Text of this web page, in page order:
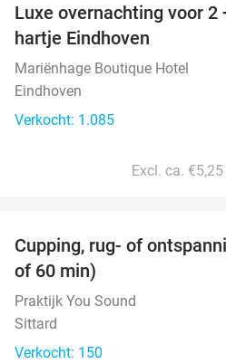
Luxe overnachting voor 2
hartje Eindhoven
Mariënhage Boutique Hotel
Eindhoven
Verkocht: 1.085
Excl. ca.
Cupping, rug- of
of 60 min)
Praktijk You Sound
Sittard
Verkocht: 150